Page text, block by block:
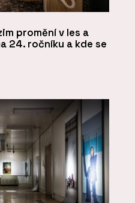
promění v les a
24. ročníku a kde se